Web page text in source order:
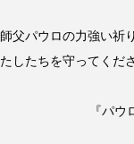
父パウロの力強い祈
したちを守ってくださ
『パ